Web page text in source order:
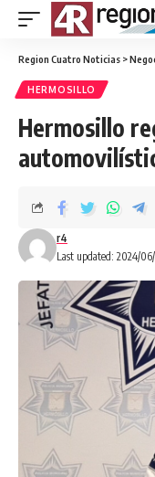
Region Cuatro Noticias >
HERMOSILLO
Hermosillo
Last updated: 2024/
r4